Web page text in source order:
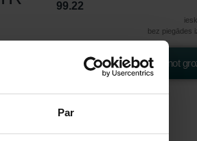
Par
99.22
bez piegādes
Pievienot